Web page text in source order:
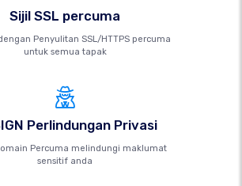
Sijil SSL percuma
Penyulitan SSL/HTTPS percuma
untuk semua tapak
Perlindungan Privasi
Percuma melindungi maklumat
sensitif anda